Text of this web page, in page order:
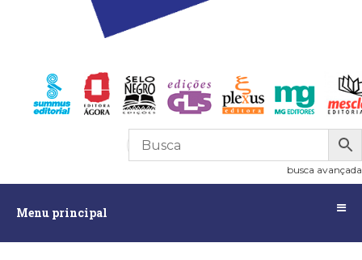
R$0,00
busca avançada
Menu principal
principalAssuntos